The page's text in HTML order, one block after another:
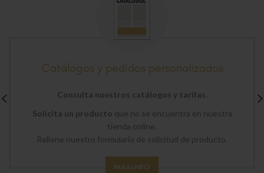
Catálogos y pedidos personalizados
Consulta nuestros catálogos y tarifas.
Solicita un producto que no se encuentra en nuestra
tienda online.
Rellene nuestro formulario de solicitud de producto.
MÁS INFO